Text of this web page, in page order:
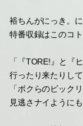
メンバーとタッキ
「メンバーでも言
「今さらなんて言
ヒナやで!!ヒナでも
「ヒナ↑とヒナ↓
人のコトをおちょ